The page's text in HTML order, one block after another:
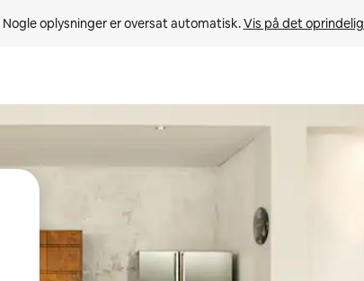
Nogle oplysninger er oversat automatisk. Vis på det